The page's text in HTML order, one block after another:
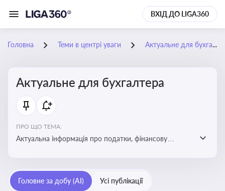
ВХІД ДО LIGA360
Головна Теми в центрі уваги Актуальне для бухгалтера
Актуальне для бухгалтера
ПРО ЩО ТЕМА:
Актуальна інформація про податки, фінансову
підприємств
Головне за добу (AI) Усі публікації